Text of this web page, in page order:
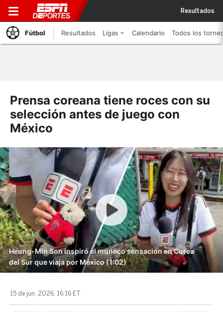
Resultados
Fútbol Resultados Ligas Calendario Todos los
Prensa coreana tiene roces con su
selección antes de juego con
México
Heung-Min Son inspiró el muñeco sensación en Corea
del Sur que viaja por México (1:02)
15 de jun, 2026, 16:16 ET